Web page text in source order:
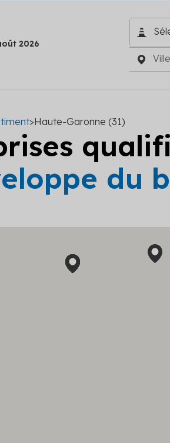
2026
>Haute-Garonne (31)
du